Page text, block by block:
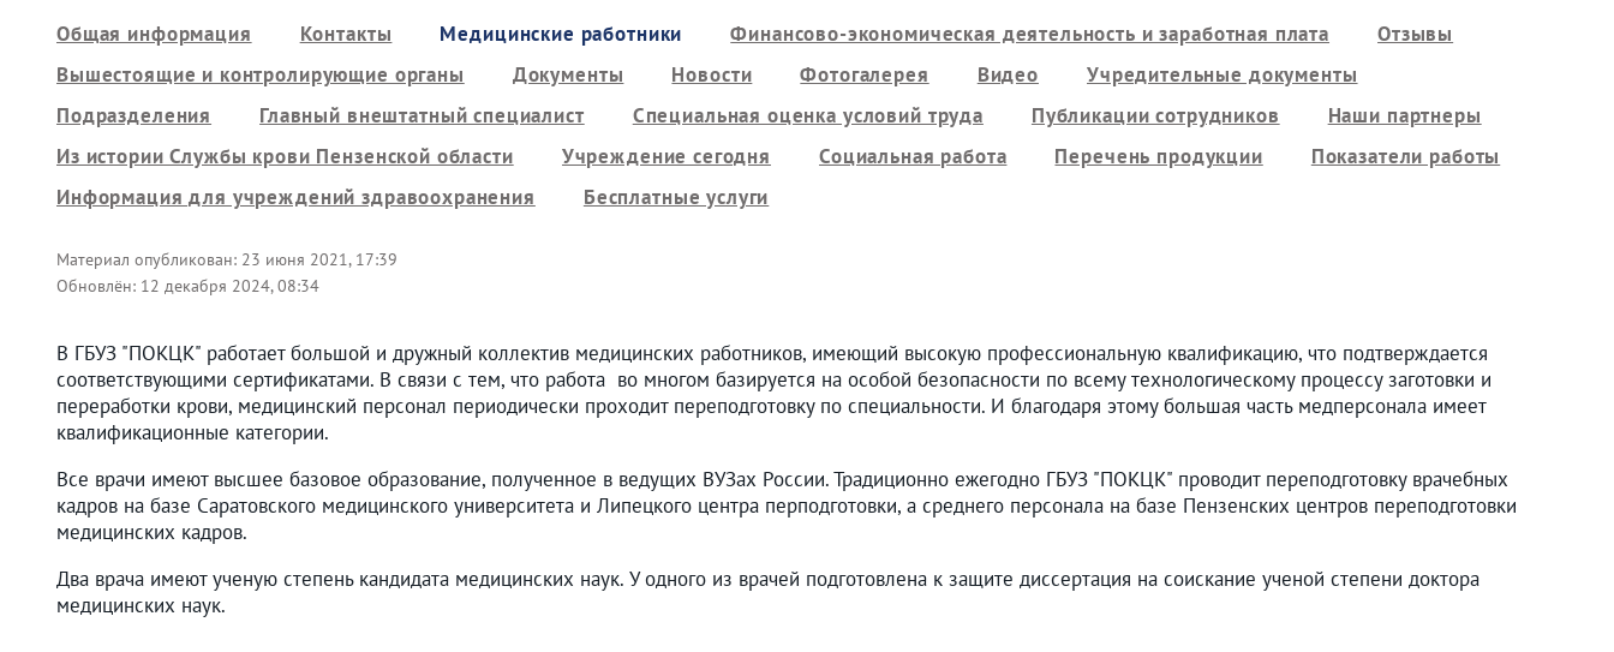
Общая информация Контакты Медицинские работники Финансово-экономическая деятельность и заработная плата
Отзывы
Вышестоящие и контролирующие органы
Документы Новости Фотогалерея Видео
Учредительные документы
Подразделения
Главный внештатный специалист Специальная оценка условий труда Публикации сотрудников
Наши партнеры
Из истории Службы крови Пензенской области
Учреждение сегодня Социальная работа Перечень продукции
Показатели работы
Информация для учреждений здравоохранения
Бесплатные услуги
Материал опубликован: 23 июня 2021, 17:39
Обновлён: 12 декабря 2024, 08:34
В ГБУЗ "ПОКЦК" работает большой и дружный коллектив медицинских работников, имеющий высокую профессиональную квалификацию, что подтверждается
соответствующими сертификатами. В связи с тем, что работа во многом базируется на особой безопасности по всему технологическому процессу заготовки и
переработки крови, медицинский персонал периодически проходит переподготовку по специальности. И благодаря этому большая часть медперсонала имеет
квалификационные категории.
Все врачи имеют высшее базовое образование, полученное в ведущих ВУЗах России. Традиционно ежегодно ГБУЗ "ПОКЦК" проводит переподготовку врачебных
кадров на базе Саратовского медицинского университета и Липецкого центра перподготовки, а среднего персонала на базе Пензенских центров переподготовки
медицинских кадров.
Два врача имеют ученую степень кандидата медицинских наук. У одного из врачей подготовлена к защите диссертация на соискание ученой степени доктора
медицинских наук.